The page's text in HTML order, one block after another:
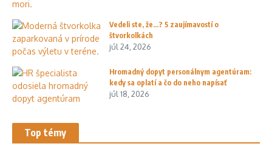
Vedeli ste, že…? 5 zaujímavostí o
štvorkolkách
júl 24, 2026
Hromadný dopyt personálnym agentúram:
kedy sa oplatí a čo do neho napísať
júl 18, 2026
Top témy